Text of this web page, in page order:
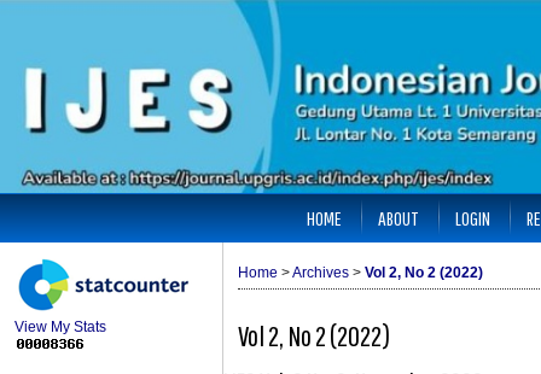
View My Stats
HOME ABOUT LOGIN
Home >Archives > Vol 2, No 2 (2022)
Vol 2, No 2 (2022)